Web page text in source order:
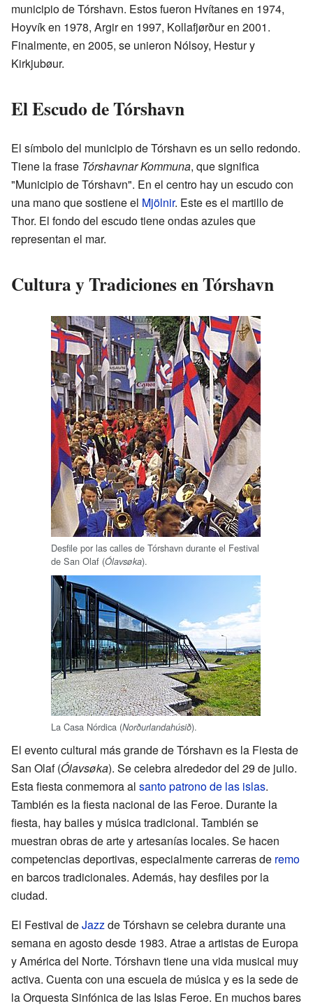
municipio de Tórshavn. Estos fueron Hvítanes en 1974,
Hoyvík en 1978, Argir en 1997, Kollafjørður en 2001.
Finalmente, en 2005, se unieron Nólsoy, Hestur y
Kirkjubøur.
El Escudo de Tórshavn
El símbolo del municipio de Tórshavn es un sello redondo.
Tiene la frase Tórshavnar Kommuna, que significa
"Municipio de Tórshavn". En el centro hay un escudo con
una mano que sostiene el Mjölnir. Este es el martillo de
Thor. El fondo del escudo tiene ondas azules que
representan el mar.
Cultura y Tradiciones en Tórshavn
Desfile por las calles de Tórshavn durante el Festival
de San Olaf (Ólavsøka).
La Casa Nórdica (Norðurlandahúsið).
El evento cultural más grande de Tórshavn es la Fiesta de
San Olaf (Ólavsøka). Se celebra alrededor del 29 de julio.
Esta fiesta conmemora al santo patrono de las islas.
También es la fiesta nacional de las Feroe. Durante la
fiesta, hay bailes y música tradicional. También se
muestran obras de arte y artesanías locales. Se hacen
competencias deportivas, especialmente carreras de remo
en barcos tradicionales. Además, hay desfiles por la
ciudad.
El Festival deJazzde Tórshavn se celebra durante una
semana en agosto desde 1983. Atrae a artistas de Europa
y América del Norte. Tórshavn tiene una vida musical muy
activa. Cuenta con una escuela de música y es la sede de
la Orquesta Sinfónica de las Islas Feroe. En muchos bares